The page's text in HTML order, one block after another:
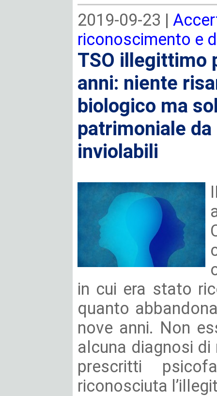
2019-09-23 |
riconoscimento e
TSO illegittimo
anni: niente
biologico ma
patrimoniale
inviolabili
in cui era stato
quanto
nove anni. Non
alcuna diagnosi
prescritti
riconosciuta